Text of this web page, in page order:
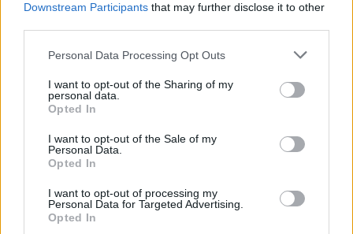
Downstream Participants that may further disclose it to other
Personal Data Processing Opt Outs
I want to opt-out of the Sharing of my
personal data.
Opted In
I want to opt-out of the Sale of my
Personal Data.
Opted In
I want to opt-out of processing my
Personal Data for Targeted Advertising.
Opted In
ΕΡΓΑΣΙΑ & ΣΥΝΤΑΞΗ
βγαίνουν τα ονόματα και τι πρέπει να
προσέξουν οι υποψήφιοι